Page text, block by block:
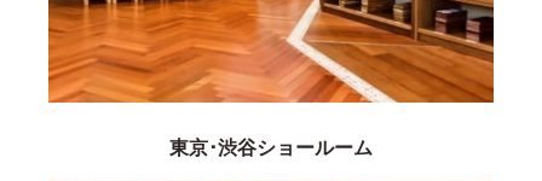
東京･渋谷ショールーム